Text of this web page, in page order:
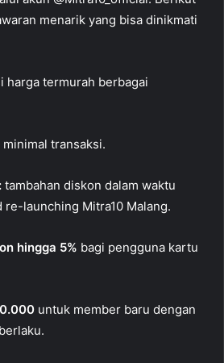
menarik yang bisa dinikmati
harga termurah berbagai
minimal transaksi.
tambahan diskon dalam waktu
re-launching Mitra10 Malang.
hingga 5% bagi pengguna kartu
untuk member baru dengan